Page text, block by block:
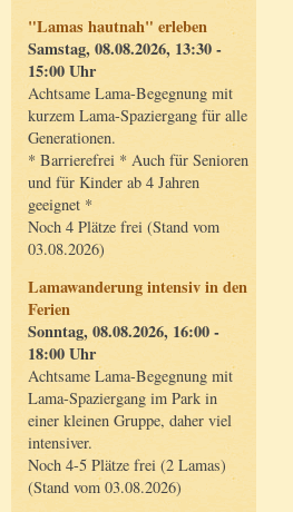
"Lamas hautnah" erleben
Samstag, 08.08.2026, 13:30 -
15:00 Uhr
Achtsame Lama-Begegnung mit
kurzem Lama-Spaziergang für alle
Generationen.
* Barrierefrei * Auch für Senioren
und für Kinder ab 4 Jahren
geeignet *
Noch 4 Plätze frei (Stand vom
03.08.2026)
Lamawanderung intensiv in den
Ferien
Sonntag, 08.08.2026, 16:00 -
18:00 Uhr
Achtsame Lama-Begegnung mit
Lama-Spaziergang im Park in
einer kleinen Gruppe, daher viel
intensiver.
Noch 4-5 Plätze frei (2 Lamas)
(Stand vom 03.08.2026)